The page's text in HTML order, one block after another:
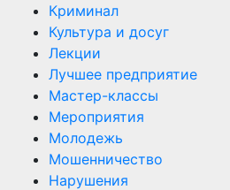
Криминал
Культура и досуг
Лекции
Лучшее предприятие
Мастер-классы
Мероприятия
Молодежь
Мошенничество
Нарушения